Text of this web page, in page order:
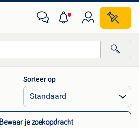
Alle afstanden…
Sorteer op
Bewaar je zoekopdracht